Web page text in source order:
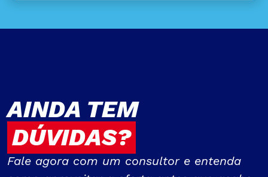
AINDA TEM
DÚVIDAS?
Fale agora com um consultor e entenda